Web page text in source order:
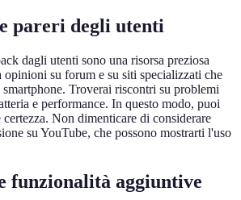
pareri degli utenti
dagli utenti sono una risorsa preziosa
opinioni su forum e su siti specializzati che
Troverai riscontri su problemi
e performance. In questo modo, puoi
Non dimenticare di considerare
su YouTube, che possono mostrarti l'uso
funzionalità aggiuntive